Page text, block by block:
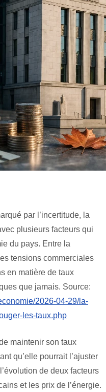
par l’incertitude, la
plusieurs facteurs qui
du pays. Entre la
tensions commerciales
en matière de taux
que jamais. Source:
2026-04-29/la-
les-taux.php
maintenir son taux
qu’elle pourrait l’ajuster
de deux facteurs
et les prix de l’énergie.